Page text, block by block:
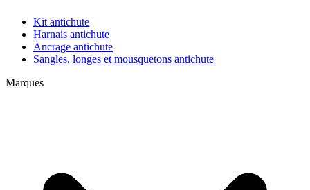
Kit antichute
Harnais antichute
Ancrage antichute
Sangles, longes et mousquetons antichute
Marques